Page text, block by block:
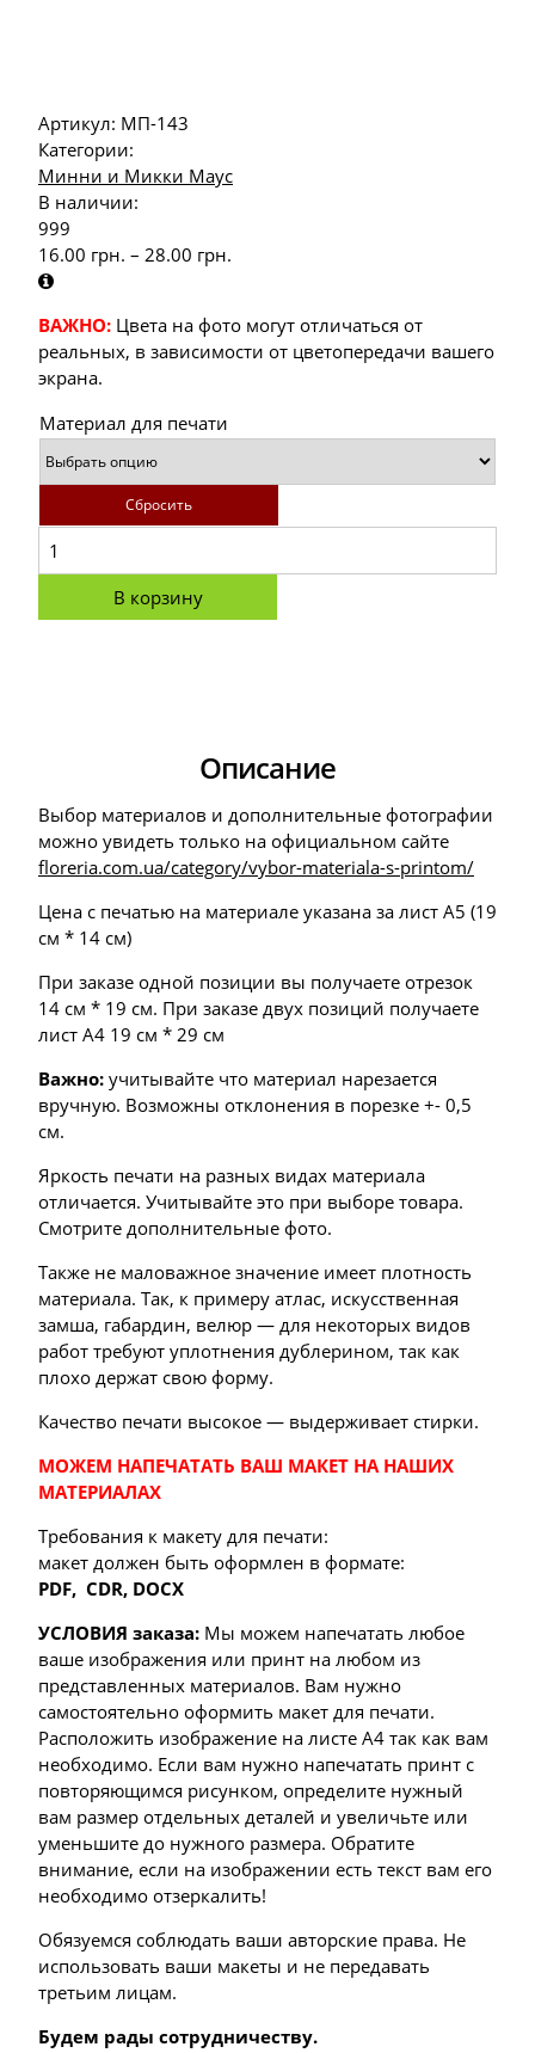
Артикул: МП-143
Категории:
Минни и Микки Маус
В наличии:
999
16.00 грн. – 28.00 грн.
ВАЖНО: Цвета на фото могут отличаться от
реальных, в зависимости от цветопередачи вашего
экрана.
Материал для печати
Сбросить
В корзину
Описание
Выбор материалов и дополнительные фотографии
можно увидеть только на официальном сайте
floreria.com.ua/category/vybor-materiala-s-printom/
Цена с печатью на материале указана за лист А5 (19
см * 14 см)
При заказе одной позиции вы получаете отрезок
14 см * 19 см. При заказе двух позиций получаете
лист А4 19 см * 29 см
Важно: учитывайте что материал нарезается
вручную. Возможны отклонения в порезке +- 0,5
см.
Яркость печати на разных видах материала
отличается. Учитывайте это при выборе товара.
Смотрите дополнительные фото.
Также не маловажное значение имеет плотность
материала. Так, к примеру атлас, искусственная
замша, габардин, велюр — для некоторых видов
работ требуют уплотнения дублерином, так как
плохо держат свою форму.
Качество печати высокое — выдерживает стирки.
МОЖЕМ НАПЕЧАТАТЬ ВАШ МАКЕТ НА НАШИХ
МАТЕРИАЛАХ
Требования к макету для печати:
макет должен быть оформлен в формате:
PDF, CDR, DOCX
УСЛОВИЯ заказа: Мы можем напечатать любое
ваше изображения или принт на любом из
представленных материалов. Вам нужно
самостоятельно оформить макет для печати.
Расположить изображение на листе А4 так как вам
необходимо. Если вам нужно напечатать принт с
повторяющимся рисунком, определите нужный
вам размер отдельных деталей и увеличьте или
уменьшите до нужного размера. Обратите
внимание, если на изображении есть текст вам его
необходимо отзеркалить!
Обязуемся соблюдать ваши авторские права. Не
использовать ваши макеты и не передавать
третьим лицам.
Будем рады сотрудничеству.